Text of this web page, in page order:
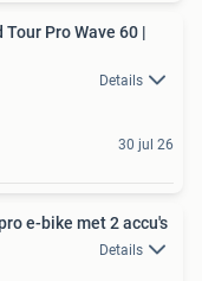
Tour Pro Wave 60 |
Details
30 jul 26
e-bike met 2 accu's
Details